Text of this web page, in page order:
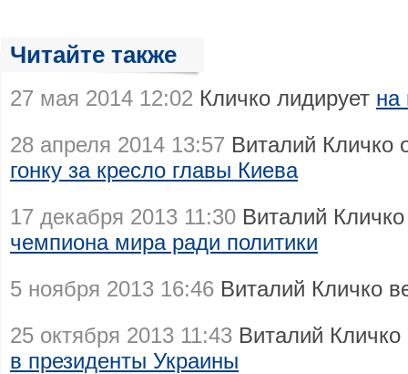
Читайте также
27 мая 2014 12:02 Кличко лидирует на
28 апреля 2014 13:57 Виталий
гонку за кресло главы Киева
17 декабря 2013 11:30 Виталий
чемпиона мира ради политики
5 ноября 2013 16:46 Виталий Кличко
25 октября 2013 11:43 Виталий
в президенты Украины